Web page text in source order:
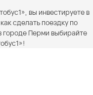
вы инвестируете в
сделать поездку по
городе Перми выбирайте